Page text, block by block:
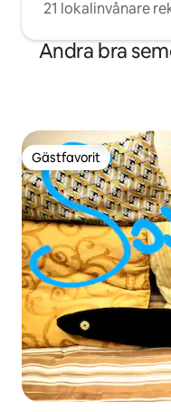
21 lokalinvånare
Andra bra
Gästfavorit
Gästfavorit